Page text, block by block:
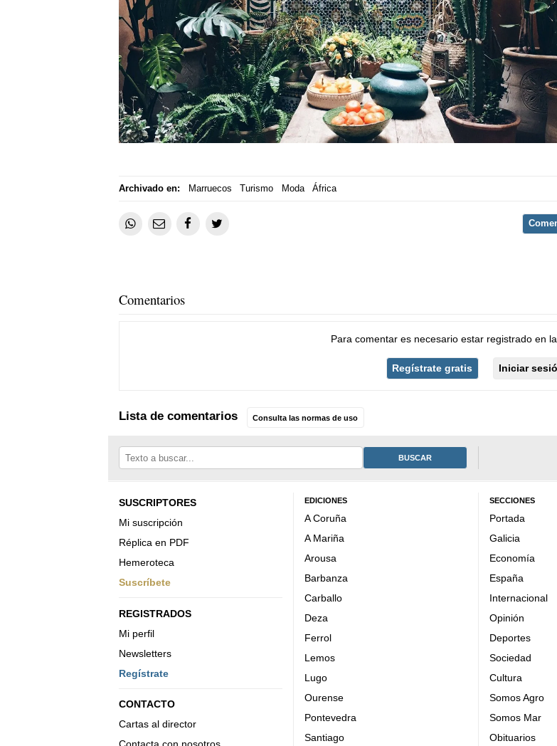
Archivado en: Marruecos Turismo Moda África
Comentarios
Para comentar es necesario estar registradoen
Regístrate gratis Iniciar
Lista de comentarios Consulta las normas de uso
BUSCAR
SUSCRIPTORES
Mi suscripción
Réplica en PDF
Hemeroteca
Suscríbete
REGISTRADOS
Mi perfil
Newsletters
Regístrate
CONTACTO
Cartas al director
EDICIONES
A Coruña
A Mariña
Arousa
Barbanza
Carballo
Deza
Ferrol
Lemos
Lugo
Ourense
Pontevedra
Santiago
SECCIONES
Portada
Galicia
Economía
España
Internacional
Opinión
Deportes
Sociedad
Cultura
Somos Agro
Somos Mar
Obituarios